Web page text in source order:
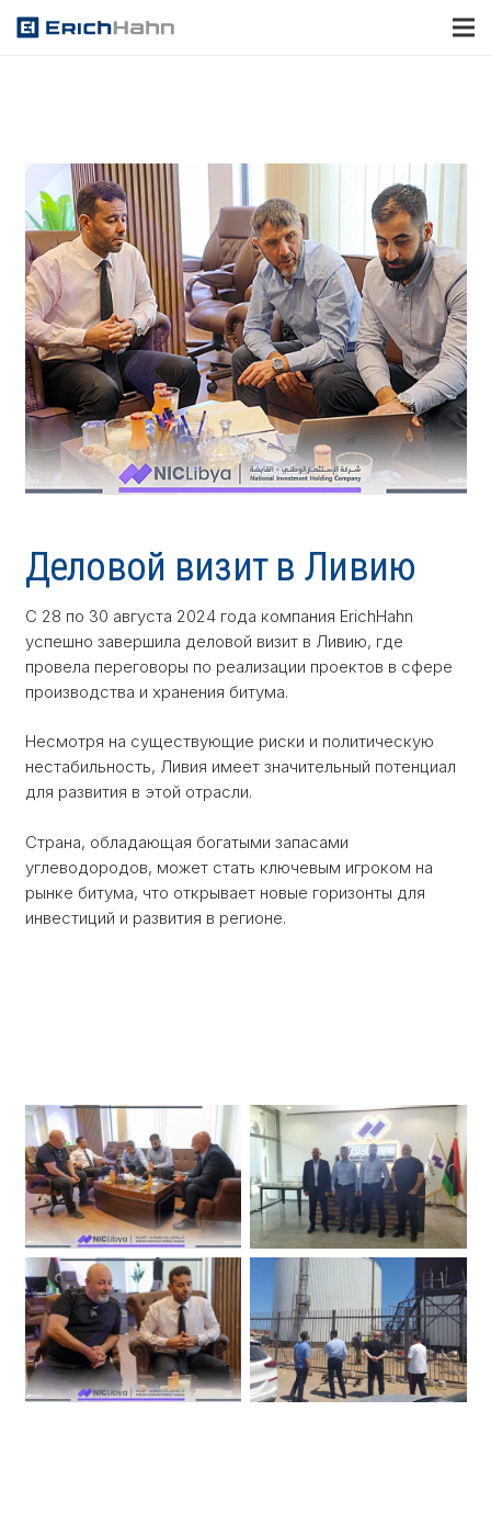
Деловой визит в Ливию
С 28 по 30 августа 2024 года компания ErichHahn
успешно завершила деловой визит в Ливию, где
провела переговоры по реализации проектов в сфере
производства и хранения битума.
Несмотря на существующие риски и политическую
нестабильность, Ливия имеет значительный потенциал
для развития в этой отрасли.
Страна, обладающая богатыми запасами
углеводородов, может стать ключевым игроком на
рынке битума, что открывает новые горизонты для
инвестиций и развития в регионе.